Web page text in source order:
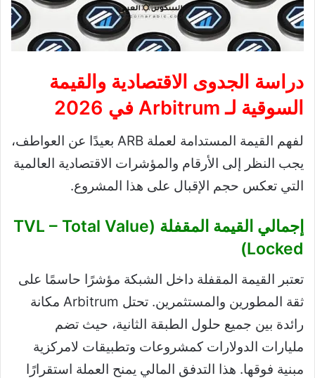
دراسة الجدوى الاقتصادية والقيمة
السوقية لـ Arbitrum في 2026
لفهم القيمة المستدامة لعملة ARB بعيدًا عن العواطف،
يجب النظر إلى الأرقام والمؤشرات الاقتصادية العالمية
التي تعكس حجم الإقبال على هذا المشروع.
إجمالي القيمة المقفلة (TVL – Total Value
Locked)
تعتبر القيمة المقفلة داخل الشبكة مؤشرًا حاسمًا على
ثقة المطورين والمستثمرين. تحتل Arbitrum مكانة
رائدة بين جميع حلول الطبقة الثانية، حيث تضم
مليارات الدولارات كمشروعات وتطبيقات لامركزية
مبنية فوقها. هذا التدفق المالي يمنح العملة استقرارًا